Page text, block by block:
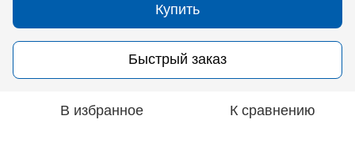
Купить
Быстрый заказ
В избранное К сравнению